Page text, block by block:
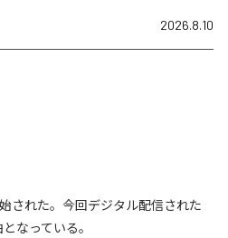
2026.8.10
された。今回デジタル配信された
なっている。